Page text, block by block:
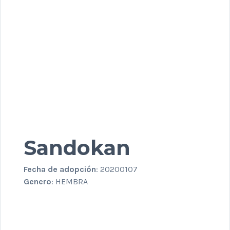
Sandokan
Fecha de adopción: 20200107
Genero: HEMBRA